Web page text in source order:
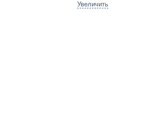
Увеличить